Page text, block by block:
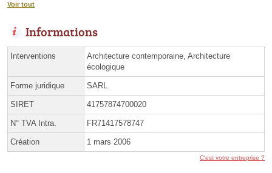
Voir tout
Informations
Interventions
Architecture contemporaine, Architecture
écologique
Forme juridique SARL
SIRET 41757874700020
N° TVA Intra. FR71417578747
Création 1 mars 2006
C'est votre entreprise ?